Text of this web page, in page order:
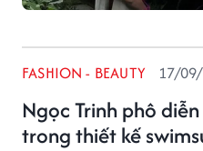
Ngọc Trinh phô
trong thiết kế
FASHION - BEAUTY 17/